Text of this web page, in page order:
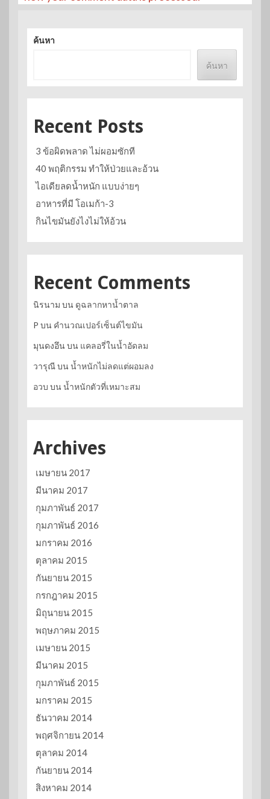
ค้นหา
ค้นหา
Recent Posts
3 ข้อผิดพลาด ไม่ผอมซักที
40 พฤติกรรม ทำให้ป่วยและอ้วน
ไอเดียลดน้ำหนัก แบบง่ายๆ
อาหารที่มี โอเมก้า-3
กินไขมันยังไงไม่ให้อ้วน
Recent Comments
นิรนาม บน ดูฉลากหาน้ำตาล
P บน คำนวณเปอร์เซ็นต์ไขมัน
มุนดงอึน บน แคลอรี่ในน้ำอัดลม
วารุณีบน น้ำหนักไม่ลดแต่ผอมลง
อวบ บน น้ำหนักตัวที่เหมาะสม
Archives
เมษายน 2017
มีนาคม 2017
กุมภาพันธ์ 2017
กุมภาพันธ์ 2016
มกราคม 2016
ตุลาคม 2015
กันยายน 2015
กรกฎาคม 2015
มิถุนายน 2015
พฤษภาคม 2015
เมษายน 2015
มีนาคม 2015
กุมภาพันธ์ 2015
มกราคม 2015
ธันวาคม 2014
พฤศจิกายน 2014
ตุลาคม 2014
กันยายน 2014
สิงหาคม 2014